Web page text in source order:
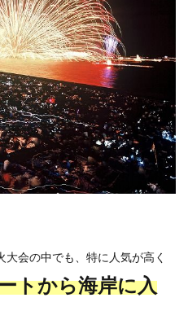
会の中でも、特に人気が高く
トから海岸に入